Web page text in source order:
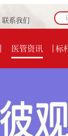
联系我们
医管资讯 标